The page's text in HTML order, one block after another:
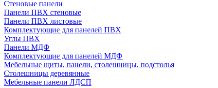
Стеновые панели
Панели ПВХ стеновые
Панели ПВХ листовые
Комплектующие для панелей ПВХ
Углы ПВХ
Панели МДФ
Комплектующие для панелей МДФ
Мебельные щиты, панели, столешницы, подстолья
Столешницы деревянные
Мебельные панели ЛДСП